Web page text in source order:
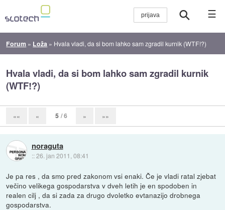
☰
Forum » Loža » Hvala vladi, da si bom lahko sam zgradil kurnik (WTF!?)
Hvala vladi, da si bom lahko sam zgradil kurnik
(WTF!?)
«« « 5 / 6 » »»
noraguta
::26. jan 2011, 08:41
Je pa res , da smo pred zakonom vsi enaki. Če je vladi ratal zjebat
večino velikega gospodarstva v dveh letih je en spodoben in
realen cilj , da si zada za drugo dvoletko evtanazijo drobnega
gospodarstva.